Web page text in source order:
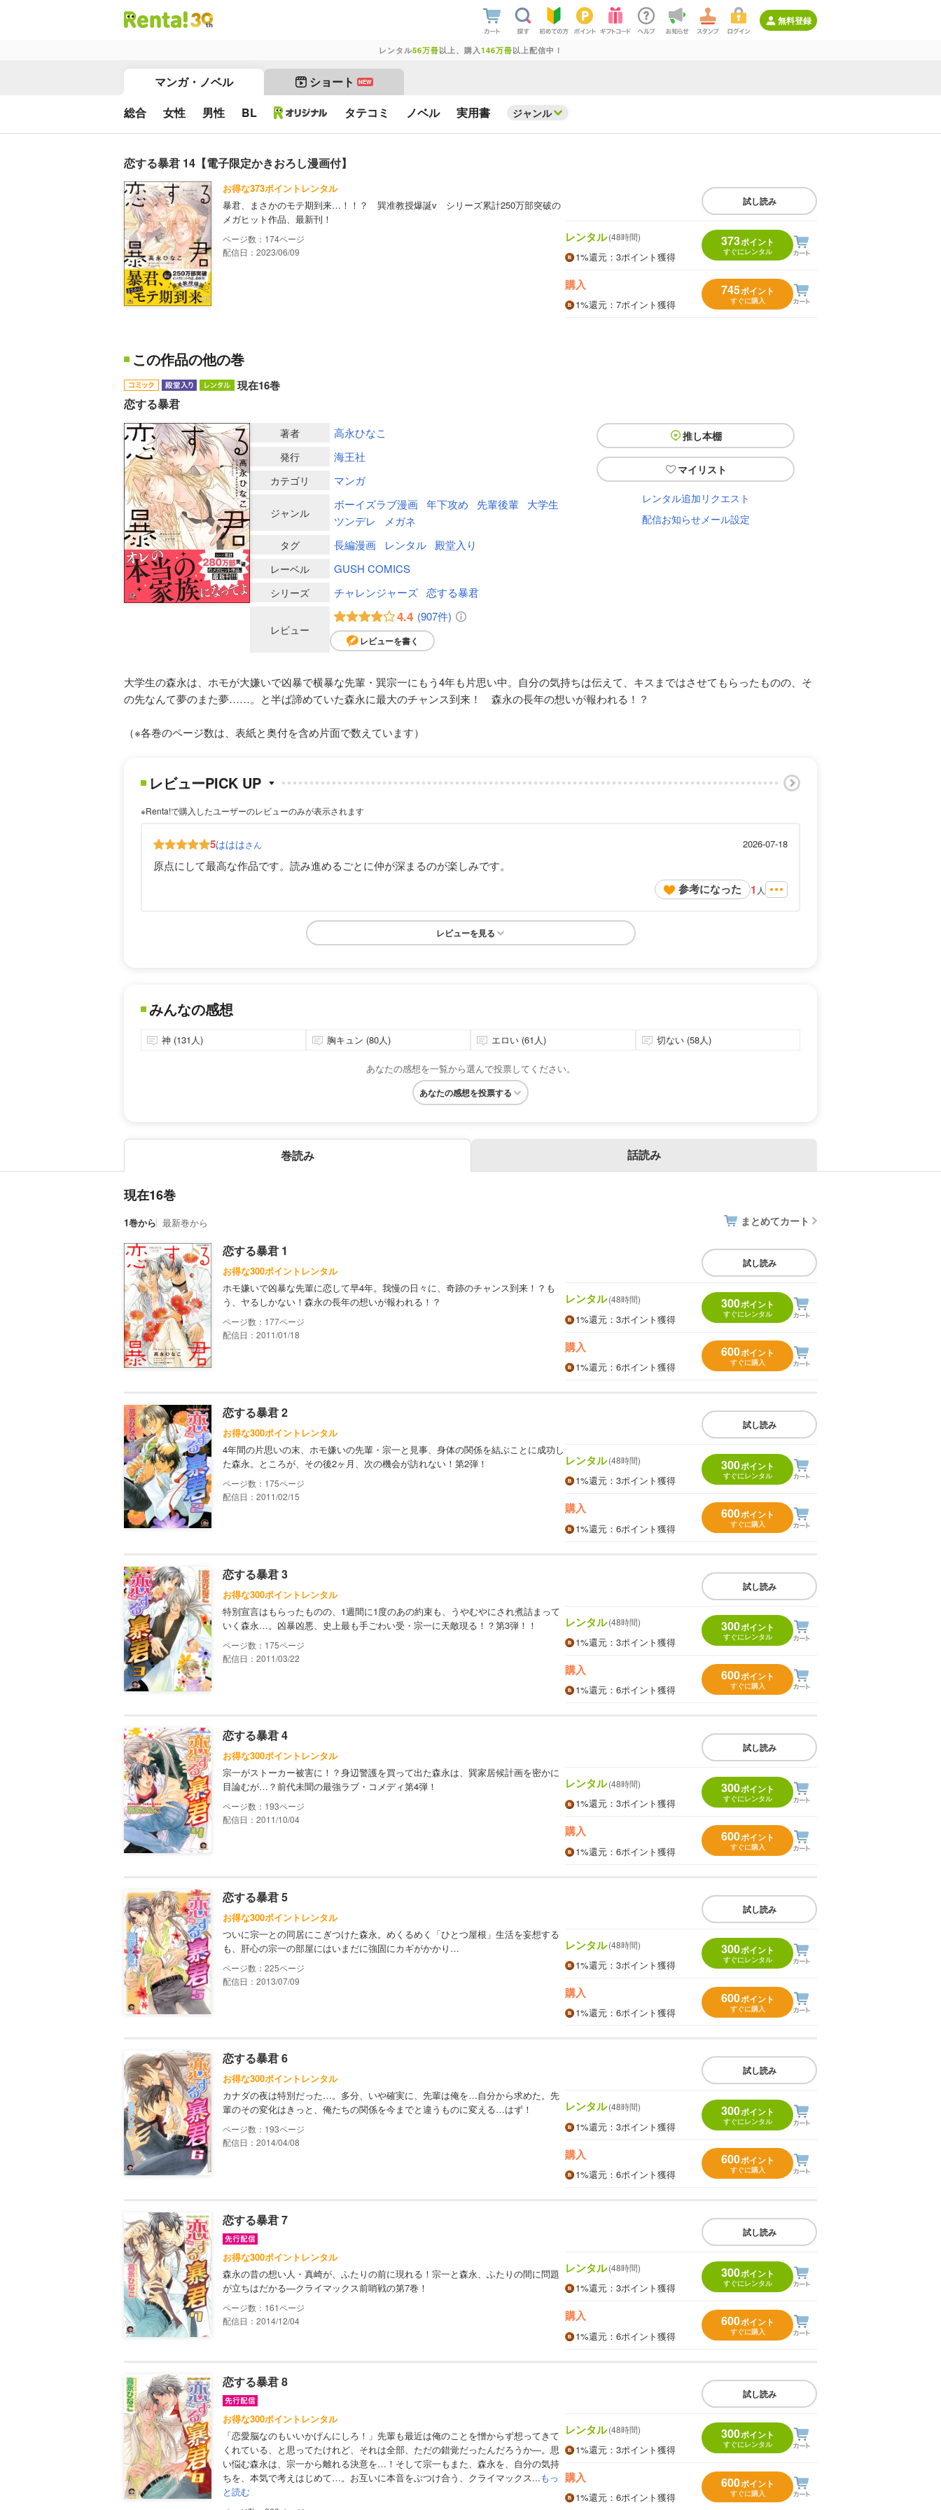
無料登録
レンタル56万冊以上、購入 146万冊以上配信中！
マンガ・ノベル ショート NEW
総合 女性 男性 BL タテコミ ノベル 実用書 ジャンル
恋する暴君 14【電子限定かきおろし漫画付】
お得な373ポイントレンタル
暴君、まさかのモテ期到来…！！？ 巽准教授爆誕v シリーズ累計250万部突破の
メガヒット作品、最新刊！
174
配信日：2023/06/09
試し読み
レンタル(48時間)
1%還元 ：3ポイント獲得
373ポイント
すぐにレンタル
購入
1%還元 ：7ポイント獲得
745ポイント
すぐに購入
この作品の他の巻
現在16巻
恋する暴君
推し本棚
マイリスト
レンタル追加リクエスト
配信お知らせメール設定
著者 高永ひなこ
発行 海王社
カテゴリ マンガ
ジャンル
ボーイズラブ漫画 年下攻め 先輩後輩
大学生
ツンデレ
メガネ
タグ 長編漫画 レンタル 殿堂入り
レーベル GUSH COMICS
シリーズ チャレンジャーズ 恋する暴君
レビュー
4.4 (907件)
レビューを書く
大学生の森永は、ホモが大嫌いで凶暴で横暴な先輩・巽宗一にもう4年も片思い中。自分の気持ちは伝えて、キスまではさせてもらったものの、そ
の先なんて夢のまた夢……。と半ば諦めていた森永に最大のチャンス到来！ 森永の長年の想いが報われる！？
（※各巻のページ数は、表紙と奥付を含め片面で数えています）
レビューPICK UP
※Renta!で購入したユーザーのレビューのみが表示されます
5はははさん 2026-07-18
原点にして最高な作品です。読み進めるごとに仲が深まるのが楽しみです。
参考になった 1 人
レビューを見る
みんなの感想
神 (131人) 胸キュン (80人) エロい (61人) 切ない (58人)
あなたの感想を一覧から選んで投票してください。
あなたの感想を投票する
巻読み 話読み
現在16巻
1巻から 最新巻から まとめてカート
恋する暴君 1
お得な300ポイントレンタル
ホモ嫌いで凶暴な先輩に恋して早4年。我慢の日々に、奇跡のチャンス到来！？も
う、ヤるしかない！森永の長年の想いが報われる！？
177
配信日：2011/01/18
試し読み
レンタル(48時間)
1%還元 ：3ポイント獲得
300ポイント
すぐにレンタル
購入
1%還元 ：6ポイント獲得
600ポイント
すぐに購入
恋する暴君 2
お得な300ポイントレンタル
4年間の片思いの末、ホモ嫌いの先輩・宗一と見事、身体の関係を結ぶことに成功し
た森永。ところが、その後2ヶ月、次の機会が訪れない！第2弾！
175
配信日：2011/02/15
試し読み
レンタル(48時間)
1%還元 ：3ポイント獲得
300ポイント
すぐにレンタル
購入
1%還元 ：6ポイント獲得
600ポイント
すぐに購入
恋する暴君 3
お得な300ポイントレンタル
特別宣言はもらったものの、1週間に1度のあの約束も、うやむやにされ煮詰まって
いく森永…。凶暴凶悪、史上最も手ごわい受・宗一に天敵現る！？第3弾！！
175
配信日：2011/03/22
試し読み
レンタル(48時間)
1%還元 ：3ポイント獲得
300ポイント
すぐにレンタル
購入
1%還元 ：6ポイント獲得
600ポイント
すぐに購入
恋する暴君 4
お得な300ポイントレンタル
宗一がストーカー被害に！？身辺警護を買って出た森永は、巽家居候計画を密かに
目論むが…？前代未聞の最強ラブ・コメディ第4弾！
193
配信日：2011/10/04
試し読み
レンタル(48時間)
1%還元 ：3ポイント獲得
300ポイント
すぐにレンタル
購入
1%還元 ：6ポイント獲得
600ポイント
すぐに購入
恋する暴君 5
お得な300ポイントレンタル
ついに宗一との同居にこぎつけた森永。めくるめく「ひとつ屋根」生活を妄想する
も、肝心の宗一の部屋にはいまだに強固にカギがかかり…
225
配信日：2013/07/09
試し読み
レンタル(48時間)
1%還元 ：3ポイント獲得
300ポイント
すぐにレンタル
購入
1%還元 ：6ポイント獲得
600ポイント
すぐに購入
恋する暴君 6
お得な300ポイントレンタル
カナダの夜は特別だった…。多分、いや確実に、先輩は俺を…自分から求めた。先
輩のその変化はきっと、俺たちの関係を今までと違うものに変える…はず！
193
配信日：2014/04/08
試し読み
レンタル(48時間)
1%還元 ：3ポイント獲得
300ポイント
すぐにレンタル
購入
1%還元 ：6ポイント獲得
600ポイント
すぐに購入
恋する暴君 7
お得な300ポイントレンタル
森永の昔の想い人・真崎が、ふたりの前に現れる！宗一と森永、ふたりの間に問題
が立ちはだかる―クライマックス前哨戦の第7巻！
161
配信日：2014/12/04
試し読み
レンタル(48時間)
1%還元 ：3ポイント獲得
300ポイント
すぐにレンタル
購入
1%還元 ：6ポイント獲得
600ポイント
すぐに購入
恋する暴君 8
お得な300ポイントレンタル
「恋愛脳なのもいいかげんにしろ！」先輩も最近は俺のことを憎からず想ってきて
くれている、と思ってたけれど、それは全部、ただの錯覚だったんだろうか―。思
い悩む森永は、宗一から離れる決意を…！そして宗一もまた、森永を、自分の気持
ちを、本気で考えはじめて…。お互いに本音をぶつけ合う、クライマックス...もっ
と読む
試し読み
レンタル(48時間)
1%還元 ：3ポイント獲得
300ポイント
すぐにレンタル
購入
1%還元 ：6ポイント獲得
600ポイント
すぐに購入